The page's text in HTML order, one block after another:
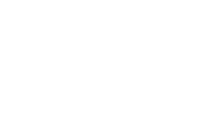
kulit
yang
produk yang sesuai